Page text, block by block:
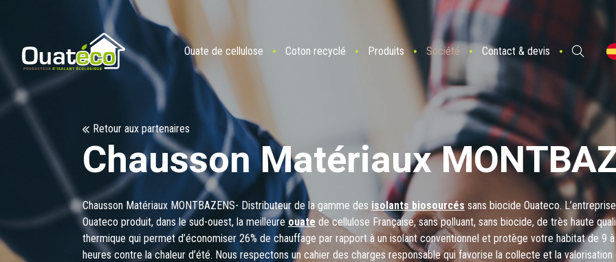
Ouate de cellulose Coton recyclé Produits Société Contact & devis
Retour aux partenaires
Chausson Matériaux
Chausson Matériaux MONTBAZENS- Distributeur de la gamme des isolants biosourcés sans biocide Ouateco. L’entreprise
Ouateco produit, dans le sud-ouest, la meilleureouate de cellulose Française, sans polluant, sans biocide, de très haute
thermique qui permet d’économiser 26% de chauffage par rapport à un isolant conventionnel et protège votre habitat de 9
heures contre la chaleur d’été. Nous respectons un cahier des charges responsable qui favorise la collecte et la valorisation